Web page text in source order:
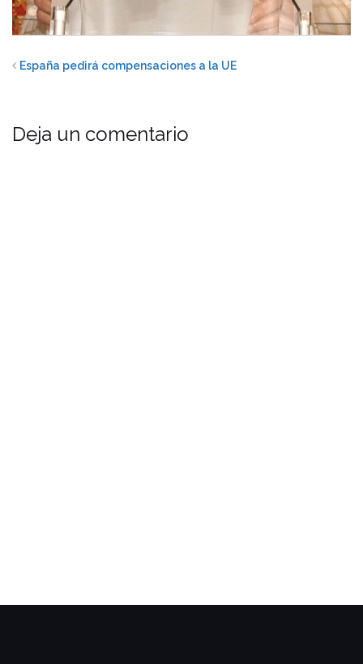
España pedirá compensaciones a la UE
Deja un comentario